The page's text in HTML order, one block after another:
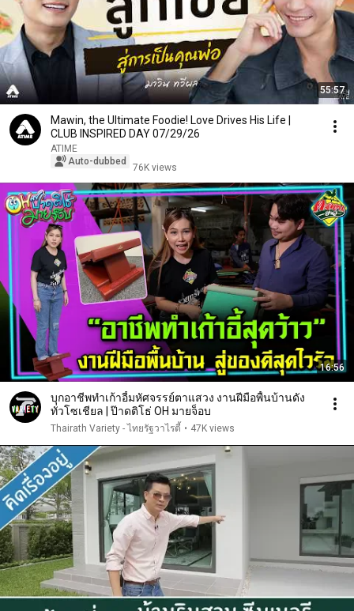
55:57
Mawin, the Ultimate Foodie! Love Drives His Life |
CLUB INSPIRED DAY 07/29/26
ATIME
Auto-dubbed
76K views
16:56
บุกอาชีพทำเก้าอี้มหัศจรรย์ตาแสวง งานฝีมือพื้นบ้านดัง
ทั่วโซเชียล | ป๊าดติโธ่ OH มายจ็อบ
Thairath Variety - ไทยรัฐวาไรตี้ • 47K views